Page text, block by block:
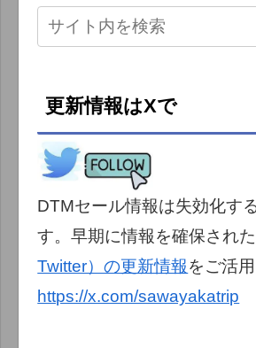
更新情報はXで
DTMセール情報は失効化す
す。早期に情報を確保され
Twitter）の更新情報をご活
https://x.com/sawayakatrip